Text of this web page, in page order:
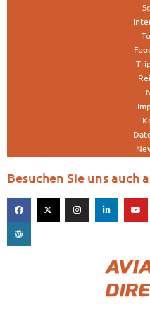
Besuchen Sie uns auch